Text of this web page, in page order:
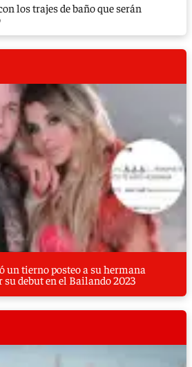
los trajes de baño que serán
un tierno posteo a su hermana
debut en el Bailando 2023